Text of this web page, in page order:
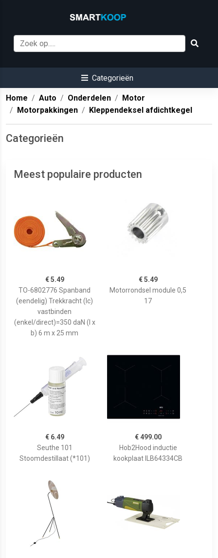
Categorieën
Home Auto Onderdelen
Motor
Motorpakkingen
Kleppendeksel afdichtkegel
Categorieën
Meest populaire producten
€ 5.49
TO-6802776 Spanband
(eendelig) Trekkracht (lc)
vastbinden
(enkel/direct)=350 daN (l x
b) 6 m x 25 mm
€ 5.49
Motorrondsel module 0,5
17
€ 6.49
Seuthe 101
Stoomdestillaat (*101)
€ 499.00
Hob2Hood inductie
kookplaat ILB64334CB